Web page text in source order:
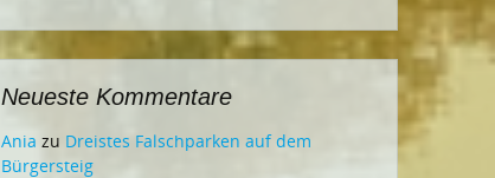
Neueste Kommentare
Ania zu Dreistes Falschparken auf dem
Bürgersteig